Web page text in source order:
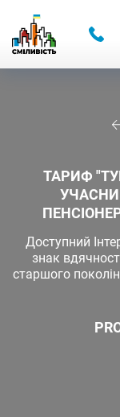
ТАРИФ
Доступний
знак
старшого